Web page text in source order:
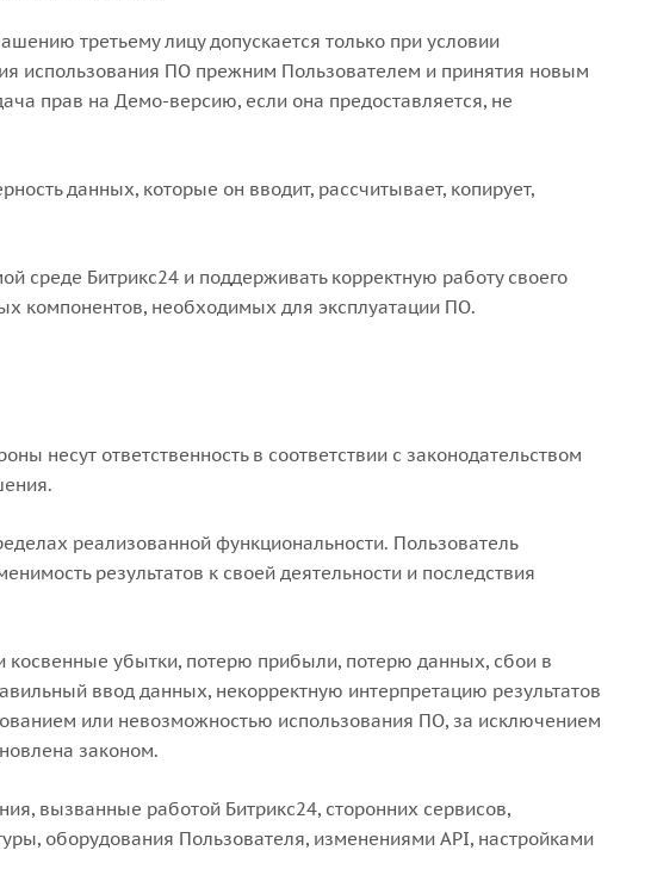
третьему лицу допускается только при условии
использования ПО прежним Пользователем и принятия новым
прав на Демо-версию, если она предоставляется, не
данных, которые он вводит, рассчитывает, копирует,
среде Битрикс24 и поддерживать корректную работу своего
компонентов, необходимых для эксплуатации ПО.
несут ответственность в соответствии с законодательством
реализованной функциональности. Пользователь
результатов к своей деятельности и последствия
косвенные убытки, потерю прибыли, потерю данных, сбои в
ввод данных, некорректную интерпретацию результатов
или невозможностью использования ПО, за исключением
законом.
вызванные работой Битрикс24, сторонних сервисов,
оборудования Пользователя, изменениями API, настройками